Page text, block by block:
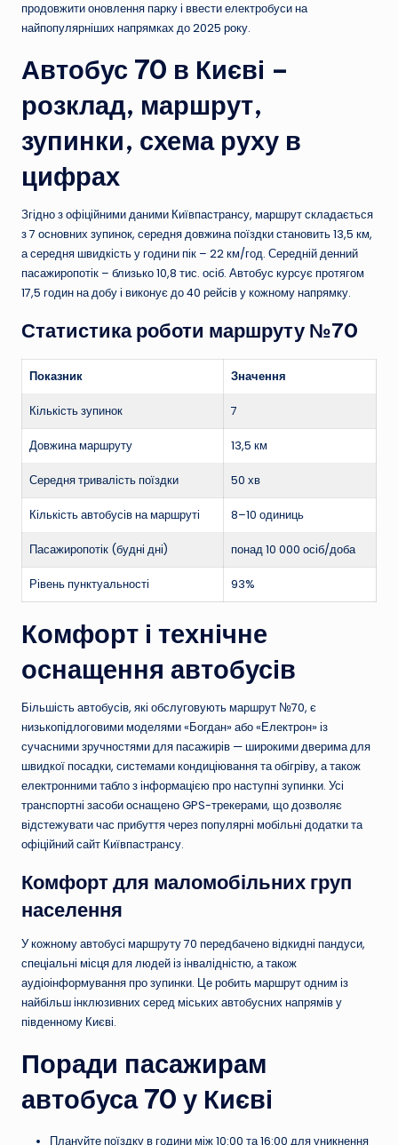
продовжити оновлення парку і ввести електробуси на
найпопулярніших напрямках до 2025 року.
Автобус 70 в Києві –
розклад, маршрут,
зупинки, схема руху в
цифрах
Згідно з офіційними даними Київпастрансу, маршрут складається
з 7 основних зупинок, середня довжина поїздки становить 13,5 км,
а середня швидкість у години пік – 22 км/год. Середній денний
пасажиропотік – близько 10,8 тис. осіб. Автобус курсує протягом
17,5 годин на добу і виконує до 40 рейсів у кожному напрямку.
Статистика роботи маршруту №70
Показник Значення
Кількість зупинок 7
Довжина маршруту 13,5 км
Середня тривалість поїздки 50 хв
Кількість автобусів на маршруті 8–10 одиниць
Пасажиропотік (будні дні) понад 10 000 осіб/доба
Рівень пунктуальності 93%
Комфорт і технічне
оснащення автобусів
Більшість автобусів, які обслуговують маршрут №70, є
низькопідлоговими моделями «Богдан» або «Електрон» із
сучасними зручностями для пасажирів — широкими дверима для
швидкої посадки, системами кондиціювання та обігріву, а також
електронними табло з інформацією про наступні зупинки. Усі
транспортні засоби оснащено GPS-трекерами, що дозволяє
відстежувати час прибуття через популярні мобільні додатки та
офіційний сайт Київпастрансу.
Комфорт для маломобільних груп
населення
У кожному автобусі маршруту 70 передбачено відкидні пандуси,
спеціальні місця для людей із інвалідністю, а також
аудіоінформування про зупинки. Це робить маршрут одним із
найбільш інклюзивних серед міських автобусних напрямів у
південному Києві.
Поради пасажирам
автобуса 70 у Києві
Плануйте поїздку в години між 10:00 та 16:00 для уникнення